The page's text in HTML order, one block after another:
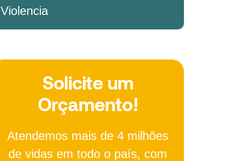
Violencia
Solicite um
Orçamento!
Atendemos mais de 4 milhões
de vidas em todo o país, com